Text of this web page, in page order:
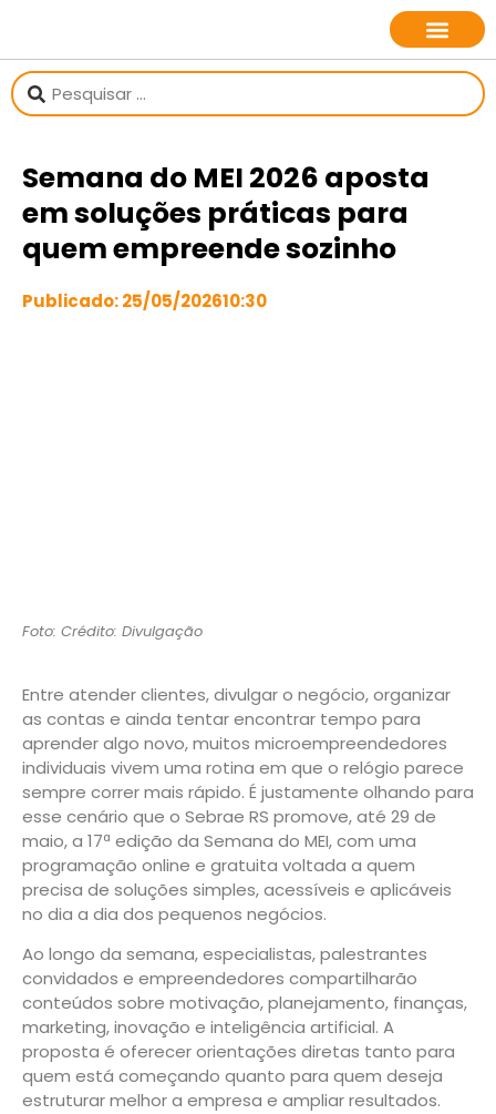
Semana do MEI 2026 aposta
em soluções práticas para
quem empreende sozinho
Publicado:25/05/202610:30
Foto: Crédito: Divulgação
Entre atender clientes, divulgar o negócio, organizar
as contas e ainda tentar encontrar tempo para
aprender algo novo, muitos microempreendedores
individuais vivem uma rotina em que o relógio parece
sempre correr mais rápido. É justamente olhando para
esse cenário que o Sebrae RS promove, até 29 de
maio, a 17ª edição da Semana do MEI, com uma
programação online e gratuita voltada a quem
precisa de soluções simples, acessíveis e aplicáveis
no dia a dia dos pequenos negócios.
Ao longo da semana, especialistas, palestrantes
convidados e empreendedores compartilharão
conteúdos sobre motivação, planejamento, finanças,
marketing, inovação e inteligência artificial. A
proposta é oferecer orientações diretas tanto para
quem está começando quanto para quem deseja
estruturar melhor a empresa e ampliar resultados.